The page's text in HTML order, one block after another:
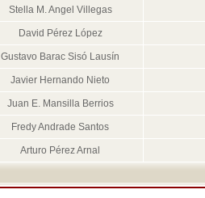
Stella M. Angel Villegas
David Pérez López
Gustavo Barac Sisó Lausín
Javier Hernando Nieto
Juan E. Mansilla Berrios
Fredy Andrade Santos
Arturo Pérez Arnal